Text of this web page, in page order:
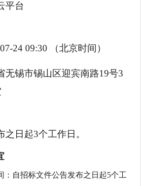
平台
24 09:30 （北京时间）
无锡市锡山区迎宾南路19号3
之日起3个工作日。
：自招标文件公告发布之日起5个工